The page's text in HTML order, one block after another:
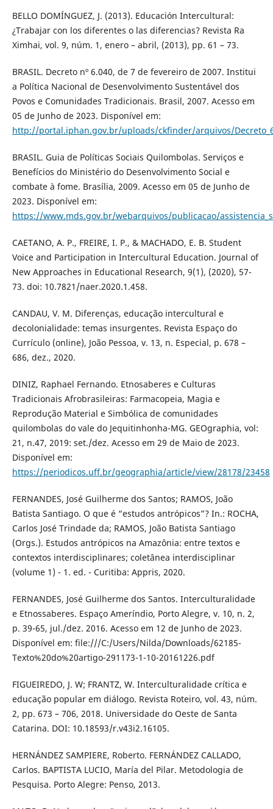
BELLO DOMÍNGUEZ, J. (2013). Educación Intercultural:
¿Trabajar con los diferentes o las diferencias? Revista Ra
Ximhai, vol. 9, núm. 1, enero – abril, (2013), pp. 61 – 73.
BRASIL. Decreto nº 6.040, de 7 de fevereiro de 2007. Institui
a Política Nacional de Desenvolvimento Sustentável dos
Povos e Comunidades Tradicionais. Brasil, 2007. Acesso em
05 de Junho de 2023. Disponível em:
http://portal.iphan.gov.br/uploads/ckfinder/arquivos/
BRASIL. Guia de Políticas Sociais Quilombolas. Serviços e
Benefícios do Ministério do Desenvolvimento Social e
combate à fome. Brasília, 2009. Acesso em 05 de Junho de
2023. Disponível em:
https://www.mds.gov.br/webarquivos/publicacao/
CAETANO, A. P., FREIRE, I. P., & MACHADO, E. B. Student
Voice and Participation in Intercultural Education. Journal of
New Approaches in Educational Research, 9(1), (2020), 57-
73. doi: 10.7821/naer.2020.1.458.
CANDAU, V. M. Diferenças, educação intercultural e
decolonialidade: temas insurgentes. Revista Espaço do
Currículo (online), João Pessoa, v. 13, n. Especial, p. 678 –
686, dez., 2020.
DINIZ, Raphael Fernando. Etnosaberes e Culturas
Tradicionais Afrobrasileiras: Farmacopeia, Magia e
Reprodução Material e Simbólica de comunidades
quilombolas do vale do Jequitinhonha-MG. GEOgraphia, vol:
21, n.47, 2019: set./dez. Acesso em 29 de Maio de 2023.
Disponível em:
https://periodicos.uff.br/geographia/article/view/28178/23458
FERNANDES, José Guilherme dos Santos; RAMOS, João
Batista Santiago. O que é “estudos antrópicos”? In.: ROCHA,
Carlos José Trindade da; RAMOS, João Batista Santiago
(Orgs.). Estudos antrópicos na Amazônia: entre textos e
contextos interdisciplinares; coletânea interdisciplinar
(volume 1) - 1. ed. - Curitiba: Appris, 2020.
FERNANDES, José Guilherme dos Santos. Interculturalidade
e Etnossaberes. Espaço Ameríndio, Porto Alegre, v. 10, n. 2,
p. 39-65, jul./dez. 2016. Acesso em 12 de Junho de 2023.
Disponível em: file:///C:/Users/Nilda/Downloads/62185-
Texto%20do%20artigo-291173-1-10-20161226.pdf
FIGUEIREDO, J. W; FRANTZ, W. Interculturalidade crítica e
educação popular em diálogo. Revista Roteiro, vol. 43, núm.
2, pp. 673 – 706, 2018. Universidade do Oeste de Santa
Catarina. DOI: 10.18593/r.v43i2.16105.
HERNÁNDEZ SAMPIERE, Roberto. FERNÁNDEZ CALLADO,
Carlos. BAPTISTA LUCIO, María del Pilar. Metodologia de
Pesquisa. Porto Alegre: Penso, 2013.